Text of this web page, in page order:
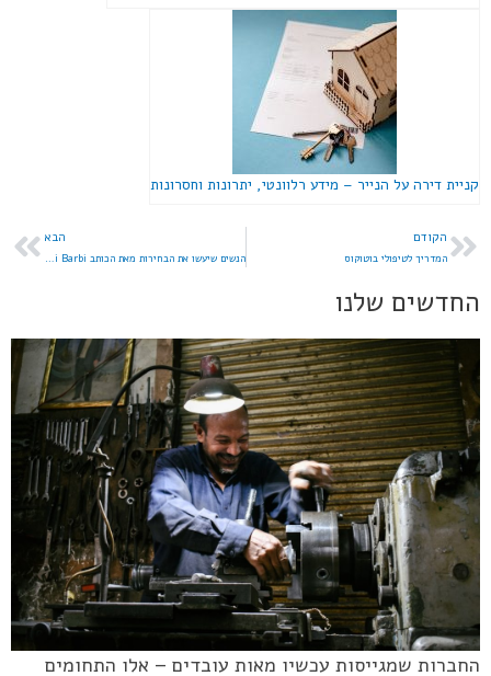
קניית דירה על הנייר – מידע רלוונטי, יתרונות וחסרונות
הקודם
המדריך לטיפולי בוטוקוס
הבא
החדשים שלנו
החברות שמגייסות עכשיו מאות עובדים – אלו התחומים